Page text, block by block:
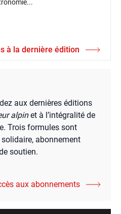
à la dernière édition
aux dernières éditions
alpinet à l’intégralité de
Trois formules sont
abonnement
soutien.
aux abonnements